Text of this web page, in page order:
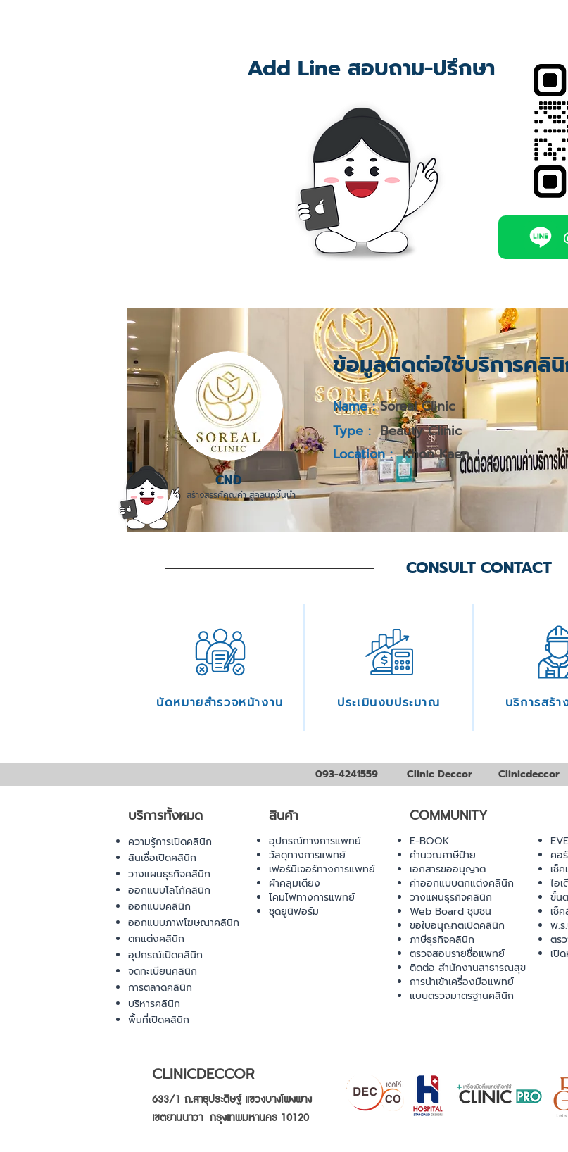
Add Line สอบถาม-ปรึกษา
CND
ข้อมูลติดต่อใช้บริการคลิ
Name : Soreal Clinic
Type : Beauty Clinic
Location : Khon Kaen
สร้างสรรค์คุณค่า สู่คลินิกชั้นนำ
CONSULT CONTACT
นัดหมายสำรวจหน้างาน ประเมินงบประมาณ บริการสร้
093-4241559 Clinic Deccor Clinicdeccor
บริการทั้งหมด
ความรู้การเปิดคลินิก
สินเชื่อเปิดคลินิก
วางแผนธุรกิจคลินิก
ออกแบบโลโก้คลินิก
ออกแบบคลินิก
ออกแบบภาพโฆษณาคลินิก
ตกแต่งคลินิก
อุปกรณ์เปิดคลินิก
จดทะเบียนคลินิก
การตลาดคลินิก
บริหารคลินิก
พื้นที่เปิดคลินิก
สินค้า
อุปกรณ์ทางการแพทย์
วัสดุทางการแพทย์
เฟอร์นิเจอร์ทางการแพทย์
ผ้าคลุมเตียง
โคมไฟทางการแพทย์
ชุดยูนิฟอร์ม
COMMUNITY
E-BOOK
คำนวณภาษีป้าย
เอกสารขออนุญาต
ค่าออกแบบตกแต่งคลินิก
วางแผนธุรกิจคลินิก
Web Board ชุมชน
ขอใบอนุญาตเปิดคลินิก
ภาษีธุรกิจคลินิก
ตรวจสอบรายชื่อแพทย์
ติดต่อ สำนักงานสาธารณสุข
การนำเข้าเครื่องมือแพทย์
แบบตรวจมาตรฐานคลินิก
CLINICDECCOR
633/1 ถ.สาธุประดิษฐ์ แขวงบางโพงพาง
เขตยานนาวา กรุงเทพมหานคร 10120
คอ
เช็
ไอ
ขั้น
เช็
พ.ร
ตร
เปิ